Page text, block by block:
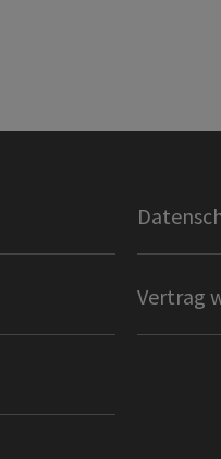
Vertrag